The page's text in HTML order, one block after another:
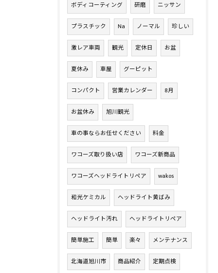
ボディコーティング 研磨 ニッサン
プラスチック Na ノーマル 珍しい
激レア車両 観光 定休日 お盆
夏休み 車屋 グーピット
コンパクト 営業カレンダー 8月
お盆休み 旭川観光
車の事ならお任せください 料金
ワコーズ取り扱い店 ワコーズ新商品
ワコーズヘッドライトリペア wakos
和光ケミカル ヘッドライト黄ばみ
ヘッドライト汚れ ヘッドライトリペア
簡単施工 簡単 楽々 メンテナンス
北海道旭川市 商品紹介 定期点検